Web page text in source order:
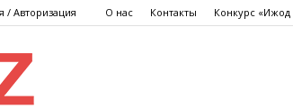
/ Авторизация О нас Контакты Конкурс «Ижод